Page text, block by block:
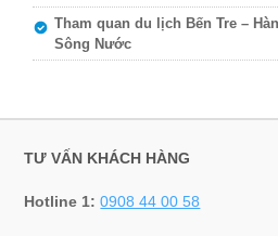
Tham quan du lịch Bến Tre –
Sông Nước
TƯ VẤN KHÁCH HÀNG
Hotline 1:0908 44 00 58